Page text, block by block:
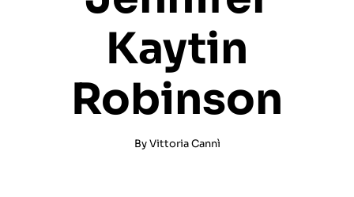
Kaytin
Robinson
ByVittoria Cannì